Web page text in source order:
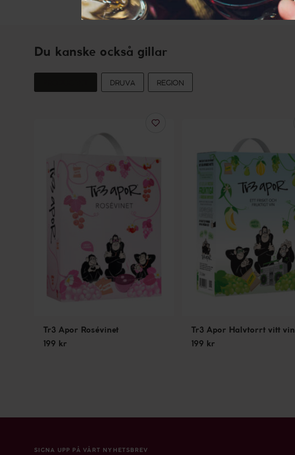
Du kanske också gillar
DRUVA REGION
Tr3 Apor Rosévinet
199 kr
Tr3 Apor Halvtorrt vitt vin
199 kr
SIGNA UPP PÅ VÅRT NYHETSBREV